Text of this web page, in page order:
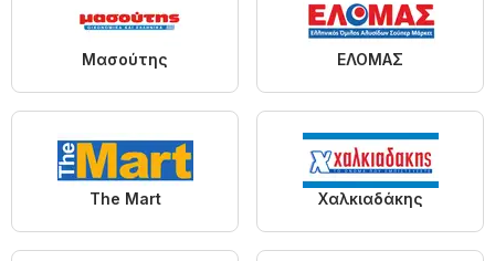
Μασούτης ΕΛΟΜΑΣ
The Mart Χαλκιαδάκης